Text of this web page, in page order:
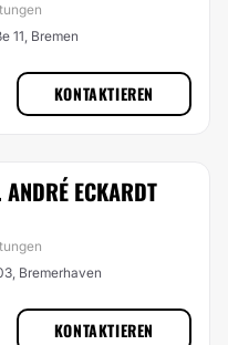
11, Bremen
KONTAKTIEREN
ECKARDT
Bremerhaven
KONTAKTIEREN